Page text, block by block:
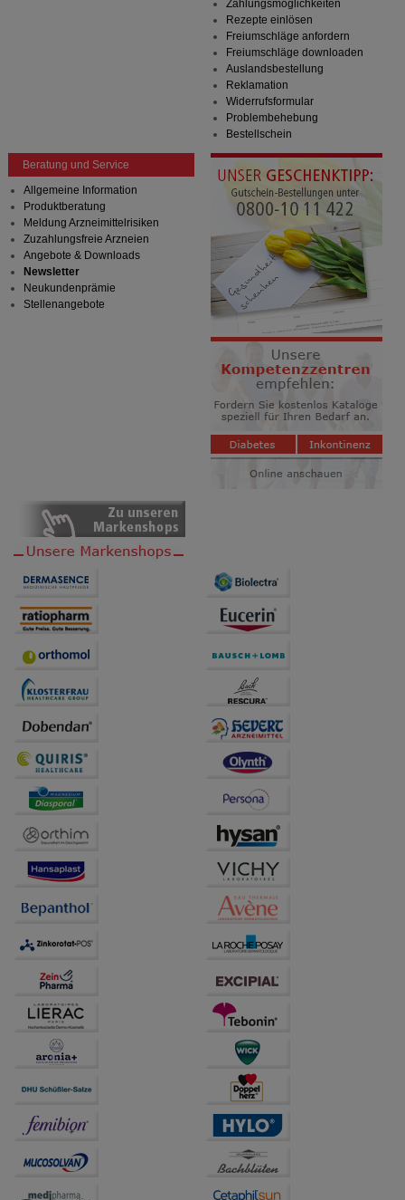
Drittseiten möglichst relevant für Sie zu gestalten.
Bitte beachten Sie, dass Daten hierfür teilweise an
Dritte wie z.B. Google oder soziale Medien
Zahlungsmöglichkeiten
Rezepte einlösen
Freiumschläge anfordern
Freiumschläge downloaden
Auslandsbestellung
Reklamation
Widerrufsformular
Problembehebung
Bestellschein
Beratung und Service
Allgemeine Information
Produktberatung
Meldung Arzneimittelrisiken
Zuzahlungsfreie Arzneien
Angebote & Downloads
Newsletter
Neukundenprämie
Stellenangebote